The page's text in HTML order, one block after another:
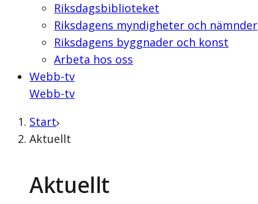
Riksdagsbiblioteket
Riksdagens myndigheter och nämnder
Riksdagens byggnader och konst
Arbeta hos oss
Webb-tv
Webb-tv
Start
Aktuellt
Aktuellt